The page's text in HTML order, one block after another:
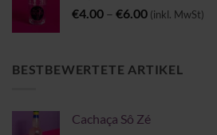
€4.00 – €6.00Preisspanne:
€6.00
(inkl. MwSt)
BESTBEWERTETE ARTIKEL
Cachaça Sô Zé